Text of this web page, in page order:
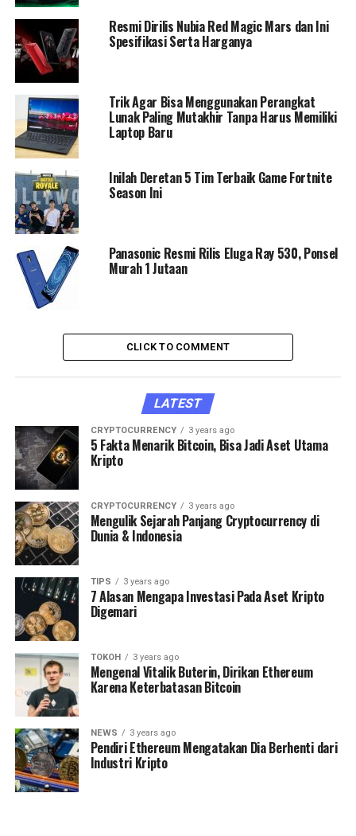
Resmi Dirilis Nubia Red Magic Mars dan Ini
Spesifikasi Serta Harganya
Trik Agar Bisa Menggunakan Perangkat
Lunak Paling Mutakhir Tanpa Harus Memiliki
Laptop Baru
Inilah Deretan 5 Tim Terbaik Game Fortnite
Season Ini
Panasonic Resmi Rilis Eluga Ray 530, Ponsel
Murah 1 Jutaan
CLICK TO COMMENT
LATEST
CRYPTOCURRENCY 3 years ago
5 Fakta Menarik Bitcoin, Bisa Jadi Aset Utama
Kripto
CRYPTOCURRENCY 3 years ago
Mengulik Sejarah Panjang Cryptocurrency di
Dunia & Indonesia
TIPS 3 years ago
7 Alasan Mengapa Investasi Pada Aset Kripto
Digemari
TOKOH 3 years ago
Mengenal Vitalik Buterin, Dirikan Ethereum
Karena Keterbatasan Bitcoin
NEWS 3 years ago
Pendiri Ethereum Mengatakan Dia Berhenti dari
Industri Kripto